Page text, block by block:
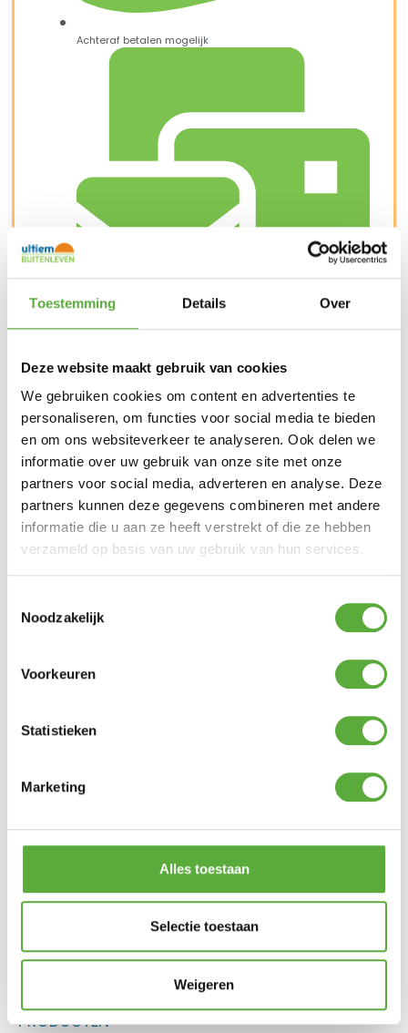
Toestemming Details Over
Deze website maakt gebruik van cookies
We gebruiken cookies om content en advertenties te
personaliseren, om functies voor social media te bieden
en om ons websiteverkeer te analyseren. Ook delen we
informatie over uw gebruik van onze site met onze
partners voor social media, adverteren en analyse. Deze
partners kunnen deze gegevens combineren met andere
informatie die u aan ze heeft verstrekt of die ze hebben
verzameld op basis van uw gebruik van hun services.
Noodzakelijk
Voorkeuren
Statistieken
Marketing
Alles toestaan
Selectie toestaan
Weigeren
Achteraf betalen mogelijk
Merk
Kleur
Breedte
Hoogte
41 cm
5983690
EAN
8712757494903
BIJPASSENDE ACCESSOIRES EN ALTERNATIEVE
PRODUCTEN